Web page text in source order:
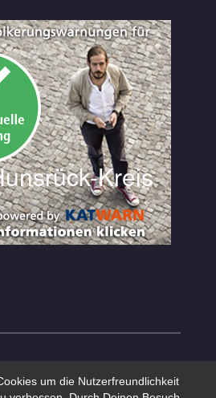
um die Nutzerfreundlichkeit